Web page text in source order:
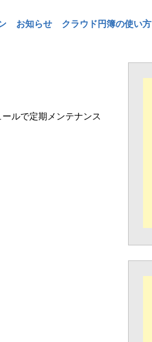
お知らせ クラウド円簿の使い方
ルで定期メンテナンス